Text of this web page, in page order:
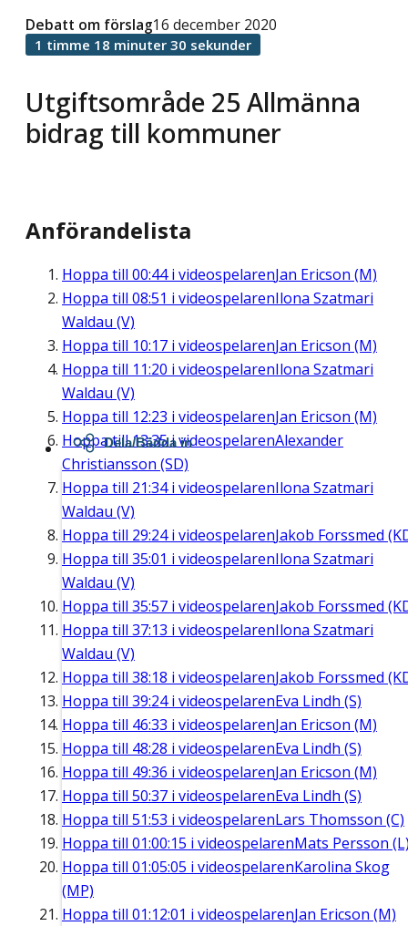
Utgiftsområde 25 Allmänna
bidrag till kommuner
Debatt om förslag16 december 2020
1 timme 18 minuter 30 sekunder
Anförandelista
Hoppa till 00:44i videospelarenJan Ericson (M)
Hoppa till 08:51 i videospelarenIlona Szatmari
Waldau (V)
Hoppa till 10:17 i videospelarenJan Ericson (M)
Hoppa till 11:20 i videospelarenIlona Szatmari
Waldau (V)
Hoppa till 12:23 i videospelarenJan Ericson (M)
Hoppa till13:35i videospelarenAlexander
Christiansson (SD)
Hoppa till 21:34i videospelarenIlona Szatmari
Waldau (V)
Hoppa till 29:24i videospelarenJakob Forssmed
Hoppa till 35:01 i videospelarenIlona Szatmari
Waldau (V)
Hoppa till 35:57 i videospelarenJakob Forssmed
Hoppa till 37:13 i videospelarenIlona Szatmari
Waldau (V)
Hoppa till 38:18 i videospelarenJakob Forssmed
Hoppa till 39:24i videospelarenEva Lindh (S)
Hoppa till 46:33 i videospelarenJan Ericson (M)
Hoppa till 48:28 i videospelarenEva Lindh (S)
Hoppa till 49:36 i videospelarenJan Ericson (M)
Hoppa till 50:37 i videospelarenEva Lindh (S)
Hoppa till 51:53 i videospelarenLars Thomsson (C)
Hoppa till 01:00:15 i videospelarenMats Persson
Hoppa till 01:05:05 i videospelarenKarolina Skog
(MP)
Hoppa till 01:12:01 i videospelarenJan Ericson (M)
Dela/Bädda in